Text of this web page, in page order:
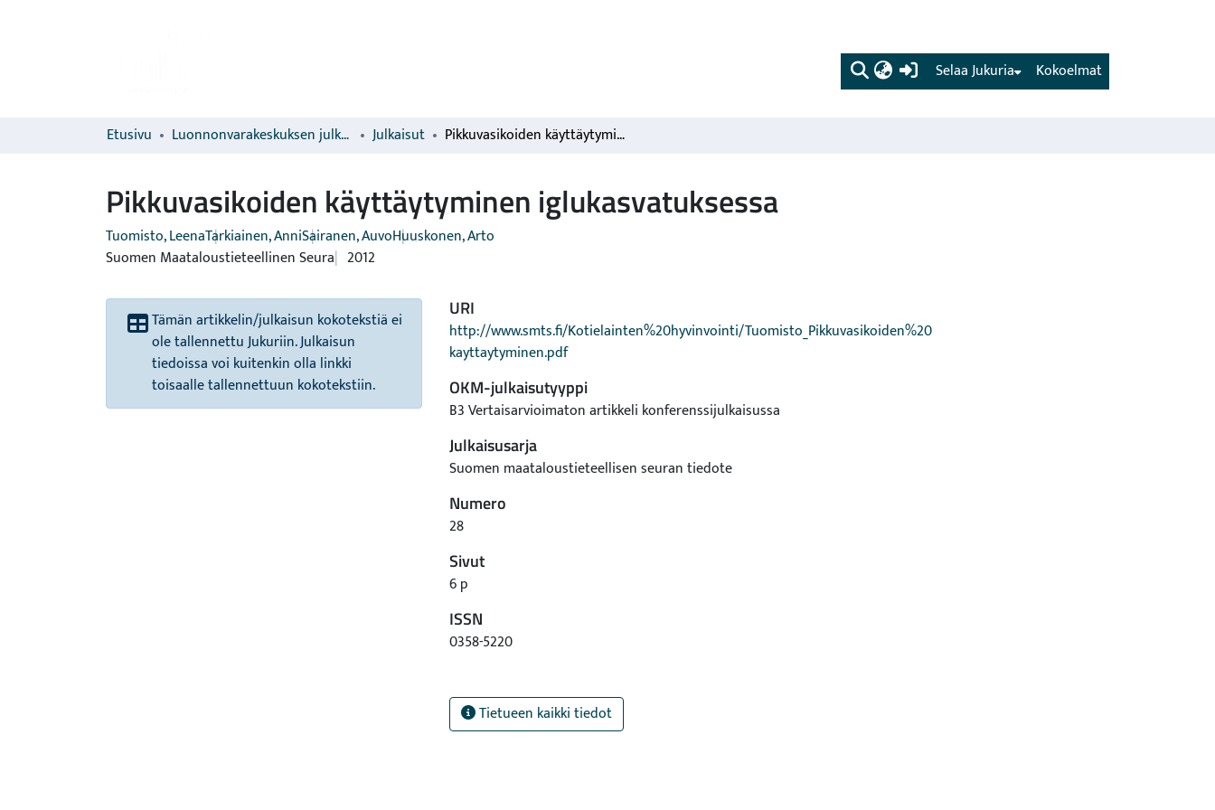
(current) Kokoelmat
Selaa Jukuria
Etusivu Luonnonvarakeskuksen julkaisut Julkaisut Pikkuvasikoiden käyttäytyminen iglukasvatuksessa
Pikkuvasikoiden käyttäytyminen iglukasvatuksessa
Tuomisto, LeenaTarkiainen, AnniSairanen, AuvoHuuskonen, Arto
Suomen Maataloustieteellinen Seura 2012
Tämän artikkelin/julkaisun kokotekstiä ei
ole tallennettu Jukuriin. Julkaisun
tiedoissa voi kuitenkin olla linkki
toisaalle tallennettuun kokotekstiin.
URI
http://www.smts.fi/Kotielainten%20hyvinvointi/Tuomisto_Pikkuvasikoiden%20
kayttaytyminen.pdf
OKM-julkaisutyyppi
B3 Vertaisarvioimaton artikkeli konferenssijulkaisussa
Julkaisusarja
Suomen maataloustieteellisen seuran tiedote
Numero
28
Sivut
6 p
ISSN
0358-5220
Tietueen kaikki tiedot